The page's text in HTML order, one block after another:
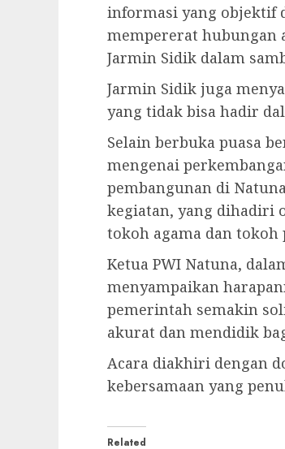
informasi yang objektif
mempererat hubungan
Jarmin Sidik dalam
Jarmin Sidik juga
yang tidak bisa hadir
Selain berbuka puasa
mengenai
pembangunan di
kegiatan, yang dihadiri
tokoh agama dan tokoh
Ketua PWI Natuna,
menyampaikan
pemerintah semakin
akurat dan mendidik
Acara diakhiri dengan
kebersamaan yang
Related